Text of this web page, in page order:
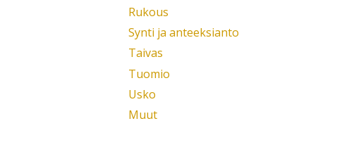
Rukous
Synti ja anteeksianto
Taivas
Tuomio
Usko
Muut